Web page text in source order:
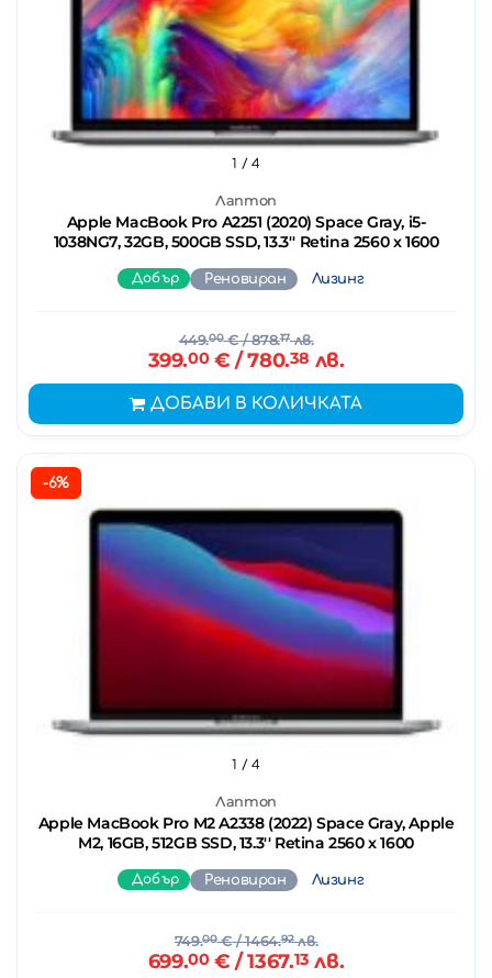
Лаптоп
Apple MacBook Pro A2251 (2020) Space Gray, i5-
1038NG7, 32GB, 500GB SSD, 13.3'' Retina 2560 x 1600
1 / 4
Добър Реновиран Лизинг
449.00€/ 878.17лв.
399.00€ / 780.38 лв.
ДОБАВИ В КОЛИЧКАТА
-6%
Лаптоп
Apple MacBook Pro M2 A2338 (2022) Space Gray, Apple
M2, 16GB, 512GB SSD, 13.3'' Retina 2560 x 1600
1 / 4
Добър Реновиран Лизинг
749.00€/ 1464.92лв.
699.00€ / 1367.13 лв.